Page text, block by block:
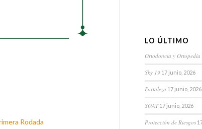
Rodada
LO ÚLTIMO
Ortodoncia y
Sky 19 17 junio, 2026
Fortaleza 17 junio, 2026
SOAT 17 junio, 2026
Protección de Riesgos